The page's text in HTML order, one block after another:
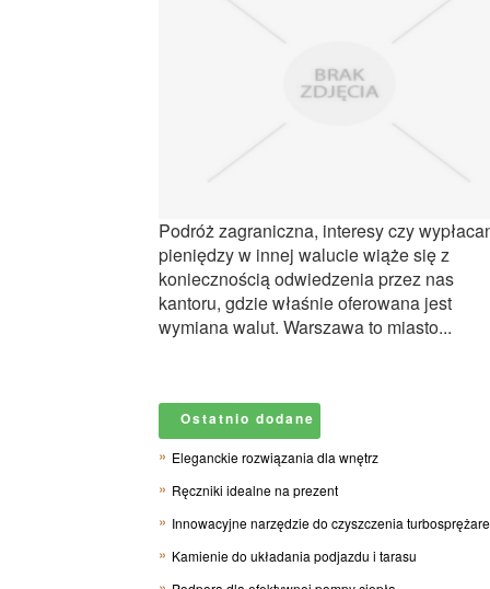
Podróż zagraniczna, interesy czy
pieniędzy w innej walucie wiąże się z
koniecznością odwiedzenia przez nas
kantoru, gdzie właśnie oferowana jest
wymiana walut. Warszawa to miasto...
Ostatnio dodane
Eleganckie rozwiązania dla wnętrz
Ręczniki idealne na prezent
Innowacyjne narzędzie do czyszczenia
Kamienie do układania podjazdu i tarasu